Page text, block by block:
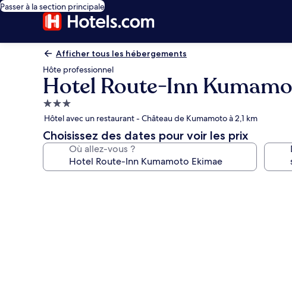
Passer à la section principale
Afficher tous les hébergements
Hôte professionnel
Hotel Route-Inn
Hébergement
3.0 étoiles
Hôtel avec un restaurant - Château de Kumamoto à 2,1 km
Choisissez des dates pour voir les prix
Où allez-vous ?